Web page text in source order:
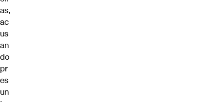
as,
ac
us
an
do
pr
es
un